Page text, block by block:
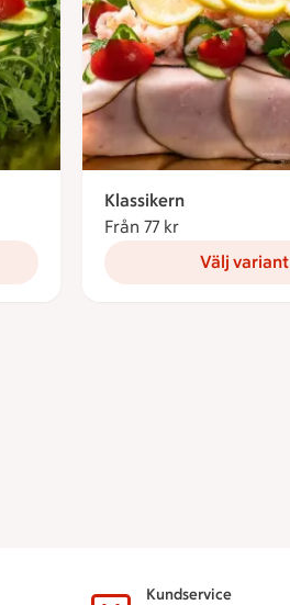
Klassikern
Från 77 kr
Välj variant
Kundservice